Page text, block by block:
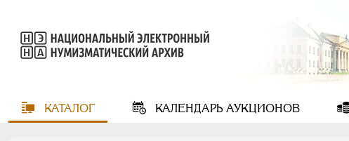
КАТАЛОГ КАЛЕНДАРЬАУКЦИОНОВ